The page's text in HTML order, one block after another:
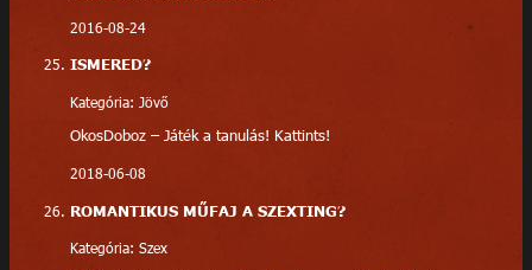
2016-08-24
ISMERED?
Kategória: Jövő
OkosDoboz – Játék a tanulás! Kattints!
2018-06-08
ROMANTIKUS MŰFAJ A SZEXTING?
Kategória: Szex